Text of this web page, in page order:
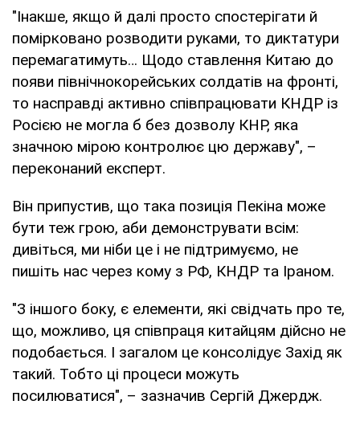
"Інакше, якщо й далі просто спостерігати й
помірковано розводити руками, то диктатури
перемагатимуть… Щодо ставлення Китаю до
появи північнокорейських солдатів на фронті,
то насправді активно співпрацювати КНДР із
Росією не могла б без дозволу КНР, яка
значною мірою контролює цю державу", –
переконаний експерт.
Він припустив, що така позиція Пекіна може
бути теж грою, аби демонструвати всім:
дивіться, ми ніби це і не підтримуємо, не
пишіть нас через кому з РФ, КНДР та Іраном.
"З іншого боку, є елементи, які свідчать про те,
що, можливо, ця співпраця китайцям дійсно не
подобається. І загалом це консолідує Захід як
такий. Тобто ці процеси можуть
посилюватися", – зазначив Сергій Джердж.